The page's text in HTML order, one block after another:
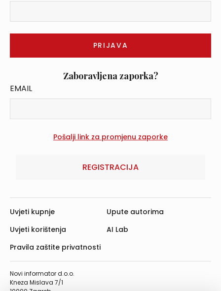
Zaboravljena zaporka?
EMAIL
REGISTRACIJA
Novi informator d.o.o.
Kneza Mislava 7/1
Uvjeti kupnje
Uvjeti korištenja
Pravila zaštite privatnosti
Upute autorima
AI Lab